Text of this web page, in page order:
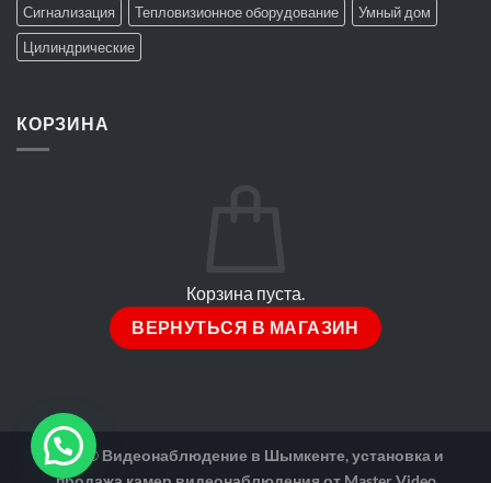
Сигнализация
Тепловизионное оборудование
Умный дом
Цилиндрические
КОРЗИНА
Корзина пуста.
ВЕРНУТЬСЯ В МАГАЗИН
2026 © Видеонаблюдение в Шымкенте, установка и